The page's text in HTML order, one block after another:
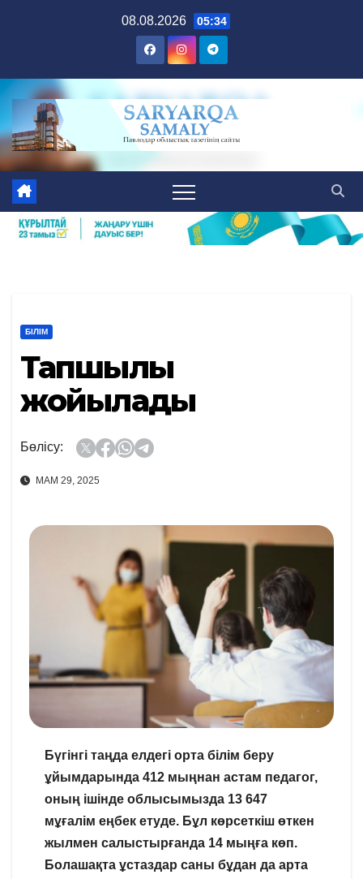
08.08.2026 05:34
БІЛІМ
Тапшылық
жойылады
Бөлісу:
МАМ 29, 2025
Бүгінгі таңда елдегі орта білім беру
ұйымдарында 412 мыңнан астам педагог,
оның ішінде облысымызда 13 647
мұғалім еңбек етуде. Бұл көрсеткіш өткен
жылмен салыстырғанда 14 мыңға көп.
Болашақта ұстаздар саны бұдан да арта